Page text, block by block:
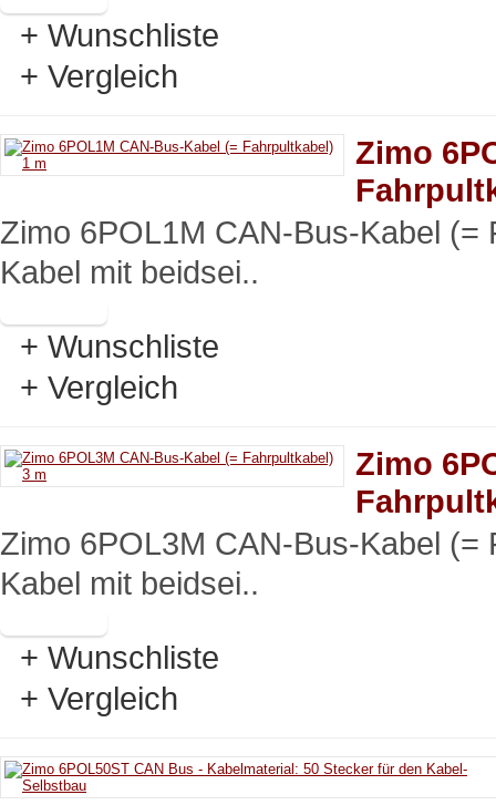
+ Wunschliste
+ Vergleich
Zimo
Zimo 6POL1M CAN-Bus-Kabel
Kabel mit beidsei..
+ Wunschliste
+ Vergleich
Zimo
Zimo 6POL3M CAN-Bus-Kabel
Kabel mit beidsei..
+ Wunschliste
+ Vergleich